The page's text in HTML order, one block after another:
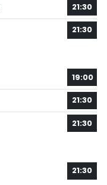
21:30
21:30
19:00
21:30
21:30
21:30